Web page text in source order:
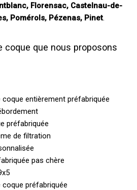
Florensac, Castelnau-de-
Pomérols, Pézenas, Pinet.
coque que nous proposons
entièrement préfabriquée
préfabriquée
de filtration
pas chère
préfabriquée